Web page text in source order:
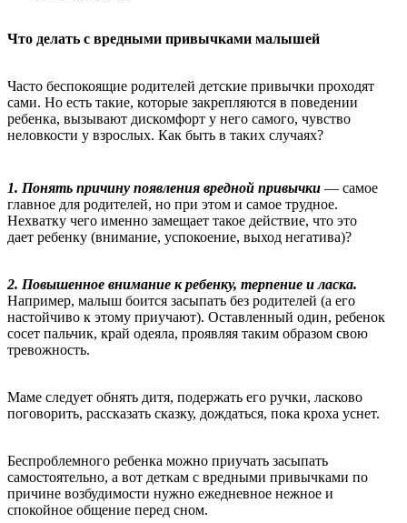
Что делать с вредными привычками малышей
Часто беспокоящие родителей детские привычки проходят
сами. Но есть такие, которые закрепляются в поведении
ребенка, вызывают дискомфорт у него самого, чувство
неловкости у взрослых. Как быть в таких случаях?
1. Понять причину появления вредной привычки — самое
главное для родителей, но при этом и самое трудное.
Нехватку чего именно замещает такое действие, что это
дает ребенку (внимание, успокоение, выход негатива)?
2. Повышенное внимание к ребенку, терпение и ласка.
Например, малыш боится засыпать без родителей (а его
настойчиво к этому приучают). Оставленный один, ребенок
сосет пальчик, край одеяла, проявляя таким образом свою
тревожность.
Маме следует обнять дитя, подержать его ручки, ласково
поговорить, рассказать сказку, дождаться, пока кроха уснет.
Беспроблемного ребенка можно приучать засыпать
самостоятельно, а вот деткам с вредными привычками по
причине возбудимости нужно ежедневное нежное и
спокойное общение перед сном.